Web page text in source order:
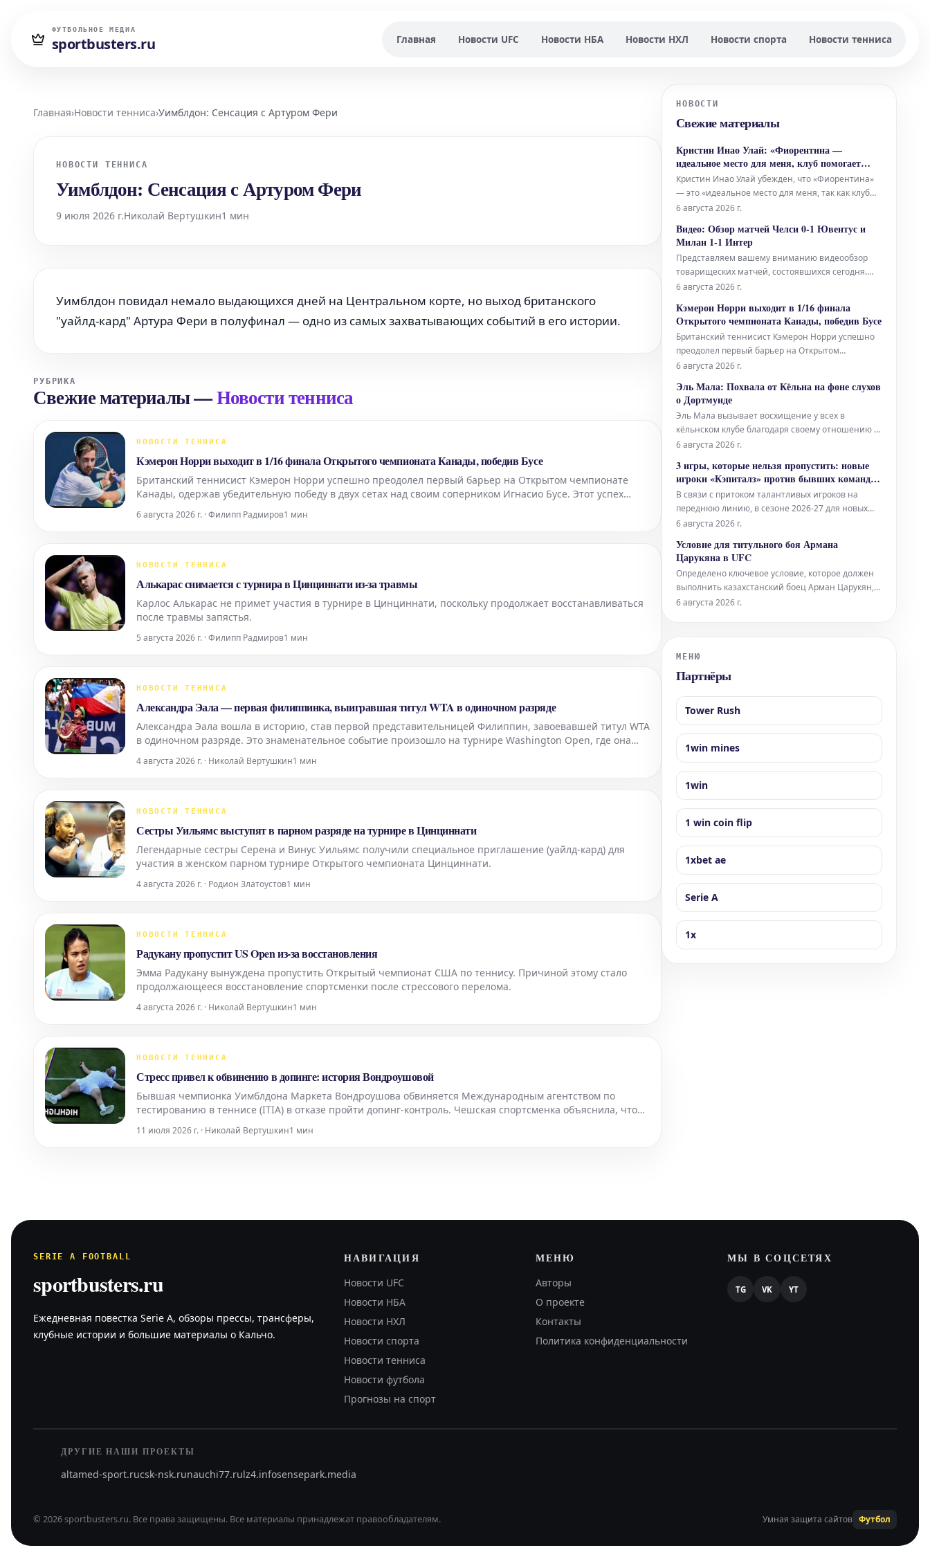
ФУТБОЛЬНОЕ МЕДИА
sportbusters.ru Главная Новости UFC Новости НБА Новости НХЛ Новости спорта Новости тенниса
Главная›Новости тенниса›Уимблдон: Сенсация с Артуром Фери
НОВОСТИ ТЕННИСА
Уимблдон: Сенсация с Артуром Фери
9 июля 2026 г.Николай Вертушкин1 мин
Уимблдон повидал немало выдающихся дней на Центральном корте, но выход британского
"уайлд-кард" Артура Фери в полуфинал — одно из самых захватывающих событий в его истории.
РУБРИКА
Свежие материалы—Новости тенниса
НОВОСТИ ТЕННИСА
Кэмерон Норри выходит в 1/16 финала Открытого чемпионата Канады, победив Бусе
Британский теннисист Кэмерон Норри успешно преодолел первый барьер на Открытом чемпионате
Канады, одержав убедительную победу в двух сетах над своим соперником Игнасио Бусе. Этот успех
6 августа 2026 г. · Филипп Радмиров1 мин
НОВОСТИ ТЕННИСА
Алькарас снимается с турнира в Цинциннати из-за травмы
Карлос Алькарас не примет участия в турнире в Цинциннати, поскольку продолжает восстанавливаться
после травмы запястья.
5 августа 2026 г. · Филипп Радмиров1 мин
НОВОСТИ ТЕННИСА
Александра Эала — первая филиппинка, выигравшая титул WTA в одиночном разряде
Александра Эала вошла в историю, став первой представительницей Филиппин, завоевавшей титул WTA
в одиночном разряде. Это знаменательное событие произошло на турнире Washington Open, где она
одержала победу над первой сеяной Джессикой Пегулой в финальном матче, который был задержан.
4 августа 2026 г. · Николай Вертушкин1 мин
НОВОСТИ ТЕННИСА
Сестры Уильямс выступят в парном разряде на турнире в Цинциннати
Легендарные сестры Серена и Винус Уильямс получили специальное приглашение (уайлд-кард) для
участия в женском парном турнире Открытого чемпионата Цинциннати.
4 августа 2026 г. · Родион Златоустов1 мин
НОВОСТИ ТЕННИСА
Радукану пропустит US Open из-за восстановления
Эмма Радукану вынуждена пропустить Открытый чемпионат США по теннису. Причиной этому стало
продолжающееся восстановление спортсменки после стрессового перелома.
4 августа 2026 г. · Николай Вертушкин1 мин
НОВОСТИ ТЕННИСА
Стресс привел к обвинению в допинге: история Вондроушовой
Бывшая чемпионка Уимблдона Маркета Вондроушова обвиняется Международным агентством по
тестированию в теннисе (ITIA) в отказе пройти допинг-контроль. Чешская спортсменка объяснила, что
инцидент произошел, когда она «достигла предела после месяцев физического и психологического
стресса».
11 июля 2026 г. · Николай Вертушкин1 мин
НОВОСТИ
Свежие материалы
Кристин Инао Улай: «Фиорентина —
идеальное место для меня, клуб помогает
молодым игрокам расти»
Кристин Инао Улай убежден, что «Фиорентина»
— это «идеальное место для меня, так как клуб
развивает молодых игроков», и он «ухватился за
Ивуарийский международный игрок этим летом
выступал на Чемпионате мира 2026 года в США,
Канаде и Мексике, а затем
6 августа 2026 г.
Видео: Обзор матчей Челси 0-1 Ювентус и
Милан 1-1 Интер
Представляем вашему вниманию видеообзор
товарищеских матчей, состоявшихся сегодня.
Ювентус одержал победу над Челси со счетом
Челси 0-1 Ювентус В Гонконге Ювентус добился
впечатляющей победы над амбициозным Челси.
Единственный гол в матч
6 августа 2026 г.
Кэмерон Норри выходит в 1/16 финала
Открытого чемпионата Канады, победив Бусе
Британский теннисист Кэмерон Норри успешно
преодолел первый барьер на Открытом
чемпионате Канады, одержав убедительную
Игнасио Бусе. Этот успех гарантировал ему место
в 1/16 финала турнира.
6 августа 2026 г.
Эль Мала: Похвала от Кёльна на фоне слухов
о Дортмунде
Эль Мала вызывает восхищение у всех в
кёльнском клубе благодаря своему отношению к
делу, несмотря на многочисленные слухи,
6 августа 2026 г.
3 игры, которые нельзя пропустить: новые
игроки «Кэпиталз» против бывших команд в
сезоне 2026-27
В связи с притоком талантливых игроков на
переднюю линию, в сезоне 2026-27 для новых
нападающих «Вашингтон Кэпиталз» Джордана
несколько особенных матчей. Эти игры станут
возможностью для игроков встретиться со
своими бывшими командами.
6 августа 2026 г.
Условие для титульного боя Армана
Царукяна в UFC
Определено ключевое условие, которое должен
выполнить казахстанский боец Арман Царукян,
чтобы претендовать на бой за титул чемпиона
Царукяна станет его следующая победа. После
6 августа 2026 г.
МЕНЮ
Партнёры
Tower Rush
1win mines
1win
1 win coin flip
1xbet ae
Serie A
1x
SERIE A FOOTBALL
sportbusters.ru
Ежедневная повестка Serie A, обзоры прессы, трансферы,
клубные истории и большие материалы о Кальчо.
НАВИГАЦИЯ
Новости UFC
Новости НБА
Новости НХЛ
Новости спорта
Новости тенниса
Новости футбола
Прогнозы на спорт
МЕНЮ
Авторы
О проекте
Контакты
Политика конфиденциальности
МЫ В СОЦСЕТЯХ
TG VK YT
ДРУГИЕ НАШИ ПРОЕКТЫ
altamed-sport.rucsk-nsk.runauchi77.rulz4.infosensepark.media
© 2026sportbusters.ru. Все права защищены. Все материалы принадлежат правообладателям. Умная защита сайтов Футбол